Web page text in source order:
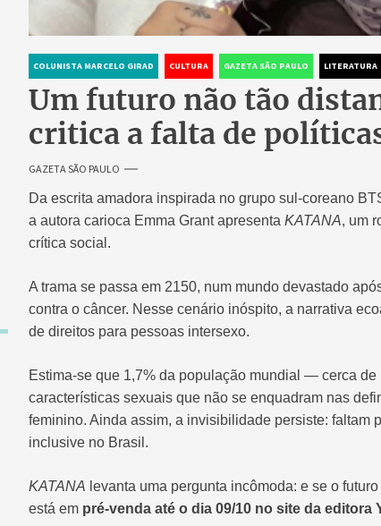
COLUNISTA MARCELO GIRAD CULTURA GAZETA SÃO PAULO LITERATURA
Um futuro não tão
critica a falta de
GAZETA SÃO PAULO
Da escrita amadora inspirada no grupo sul-coreano
a autora carioca Emma Grant apresenta KATANA, um
crítica social.
A trama se passa em 2150, num mundo devastado
contra o câncer. Nesse cenário inóspito, a narrativa
de direitos para pessoas intersexo.
Estima-se que 1,7% da população mundial — cerca
características sexuais que não se enquadram nas
feminino. Ainda assim, a invisibilidade persiste: faltam
inclusive no Brasil.
KATANA levanta uma pergunta incômoda: e se o
está em pré-venda até o dia 09/10 no site da editora